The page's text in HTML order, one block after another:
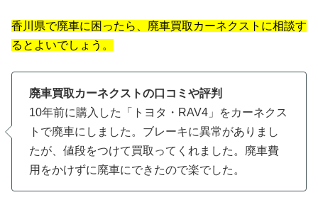
香川県で廃車に困ったら、廃車買取カーネクストに相談す
るとよいでしょう。
廃車買取カーネクストの口コミや評判
10年前に購入した「トヨタ・RAV4」をカーネクス
トで廃車にしました。ブレーキに異常がありまし
たが、値段をつけて買取ってくれました。廃車費
用をかけずに廃車にできたので楽でした。